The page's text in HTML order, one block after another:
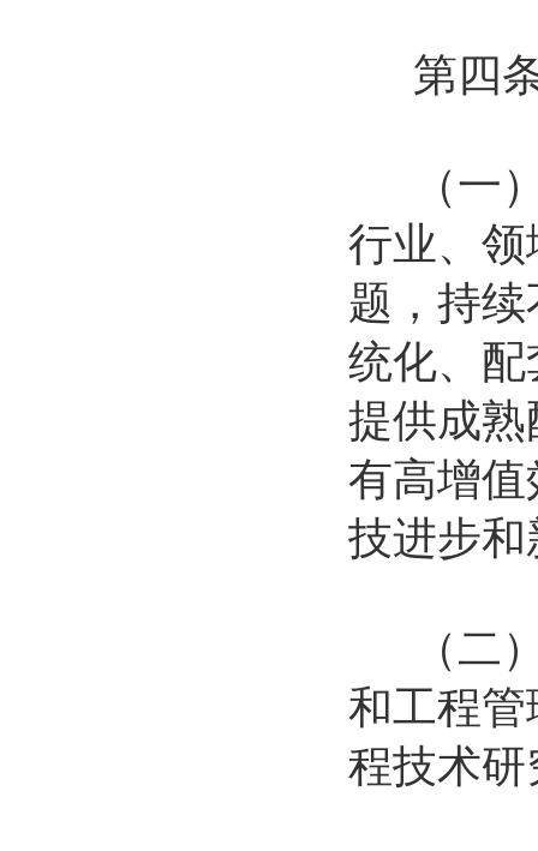
第四条
（一）
行业、
题，持
统化、
提供成
有高增
技进步
（二）
和工程
程技术